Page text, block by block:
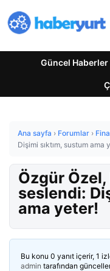
Güncel Haberler
Ana sayfa › Forumlar ›
Dişimi sıktım, sustum ama
Özgür
seslendi:
ama yeter!
Bu konu 0 yanıt içerir, 1
admin tarafından